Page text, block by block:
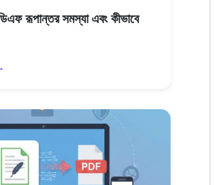
রূপান্তর সমস্যা এবং কীভাবে